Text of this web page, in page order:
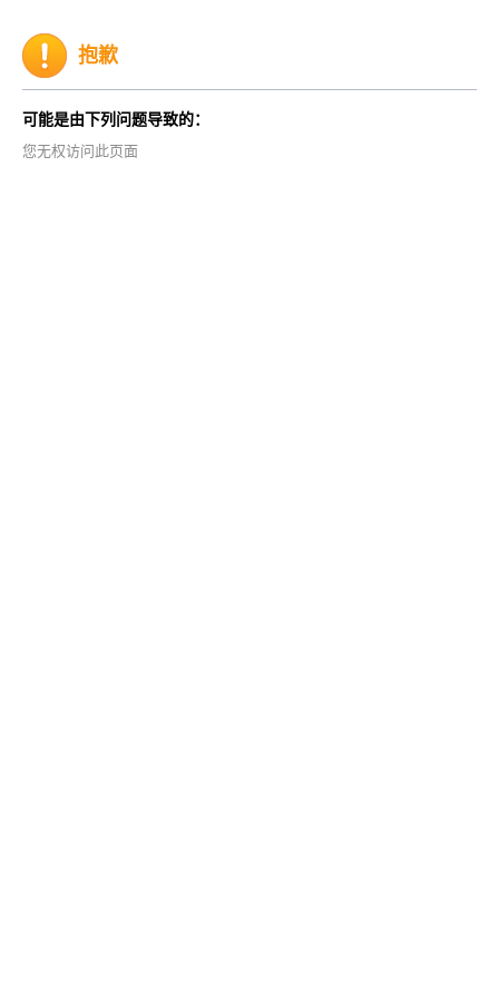
抱歉
可能是由下列问题导致的：
您无权访问此页面